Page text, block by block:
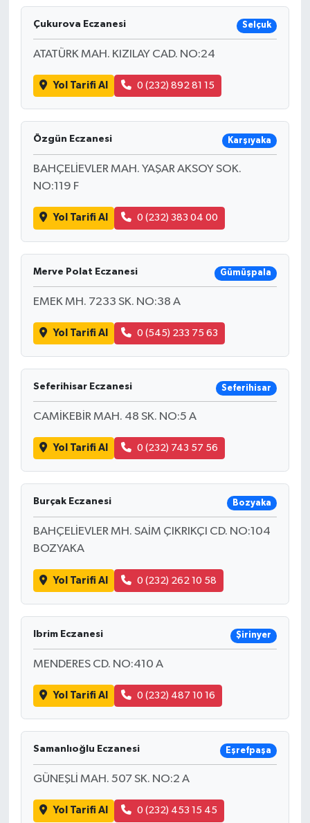
Çukurova Eczanesi Selçuk
ATATÜRK MAH. KIZILAY CAD. NO:24
Yol Tarifi Al 0 (232) 892 81 15
Özgün Eczanesi Karşıyaka
BAHÇELİEVLER MAH. YAŞAR AKSOY SOK.
NO:119 F
Yol Tarifi Al 0 (232) 383 04 00
Merve Polat Eczanesi Gümüşpala
EMEK MH. 7233 SK. NO:38 A
Yol Tarifi Al 0 (545) 233 75 63
Seferihisar Eczanesi Seferihisar
CAMİKEBİR MAH. 48 SK. NO:5 A
Yol Tarifi Al 0 (232) 743 57 56
Burçak Eczanesi Bozyaka
BAHÇELİEVLER MH. SAİM ÇIKRIKÇI CD. NO:104
BOZYAKA
Yol Tarifi Al 0 (232) 262 10 58
Ibrim Eczanesi Şirinyer
MENDERES CD. NO:410 A
Yol Tarifi Al 0 (232) 487 10 16
Samanlıoğlu Eczanesi Eşrefpaşa
GÜNEŞLİ MAH. 507 SK. NO:2 A
Yol Tarifi Al 0 (232) 453 15 45